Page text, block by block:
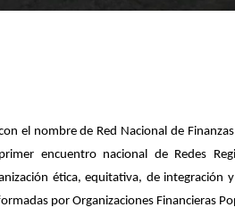
el nombre de Red Nacional de
encuentro nacional de Redes
ética, equitativa, de integración
por Organizaciones Financieras